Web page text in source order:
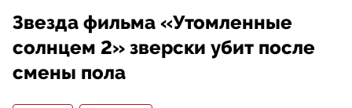
Звезда фильма «Утомленные
солнцем 2» зверски убит после
смены пола